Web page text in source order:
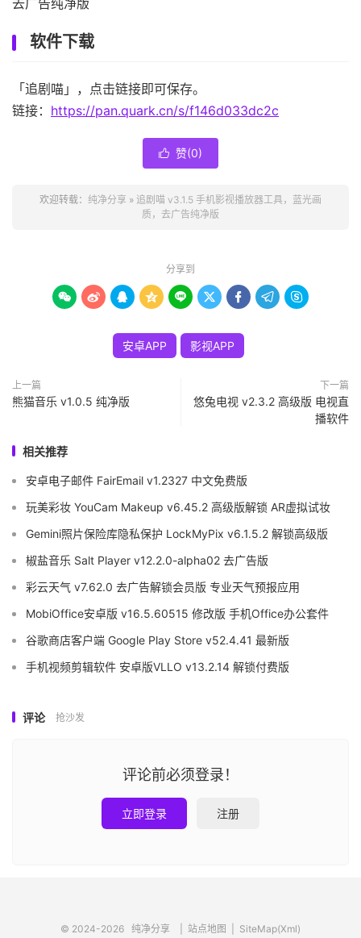
软件下载
「追剧喵」，点击链接即可保存。
链接： https://pan.quark.cn/s/f146d033dc2c
 赞(0)
欢迎转载： 纯净分享 » 追剧喵 v3.1.5 手机影视播放器工具，蓝光画
质，去广告纯净版
分享到
        
安卓APP 影视APP
上一篇
熊猫音乐 v1.0.5 纯净版
下一篇
悠兔电视 v2.3.2 高级版 电视直
播软件
相关推荐
安卓电子邮件 FairEmail v1.2327 中文免费版
玩美彩妆 YouCam Makeup v6.45.2 高级版解锁 AR虚拟试妆
Gemini照片保险库隐私保护 LockMyPix v6.1.5.2 解锁高级版
椒盐音乐 Salt Player v12.2.0-alpha02 去广告版
彩云天气 v7.62.0 去广告解锁会员版 专业天气预报应用
MobiOffice安卓版 v16.5.60515 修改版 手机Office办公套件
谷歌商店客户端 Google Play Store v52.4.41 最新版
手机视频剪辑软件 安卓版VLLO v13.2.14 解锁付费版
评论 抢沙发
评论前必须登录！
立即登录 注册
© 2024-2026 纯净分享 站点地图
SiteMap(Xml)